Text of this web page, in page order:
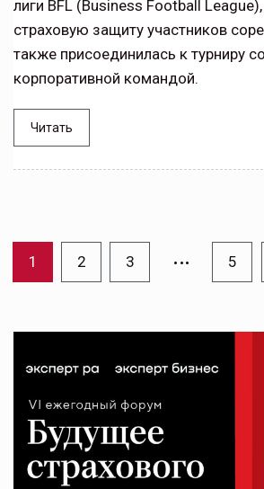
лиги BFL (Business Football
страховую защиту участников
также присоединилась к турниру
корпоративной командой.
Читать
1 2 3 … 5